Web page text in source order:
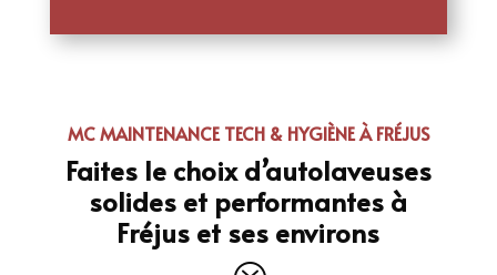
MC MAINTENANCE TECH & HYGIÈNE À FRÉJUS
Faites le choix d’autolaveuses
solides et performantes à
Fréjus et ses environs